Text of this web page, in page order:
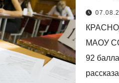
МАОУ
92